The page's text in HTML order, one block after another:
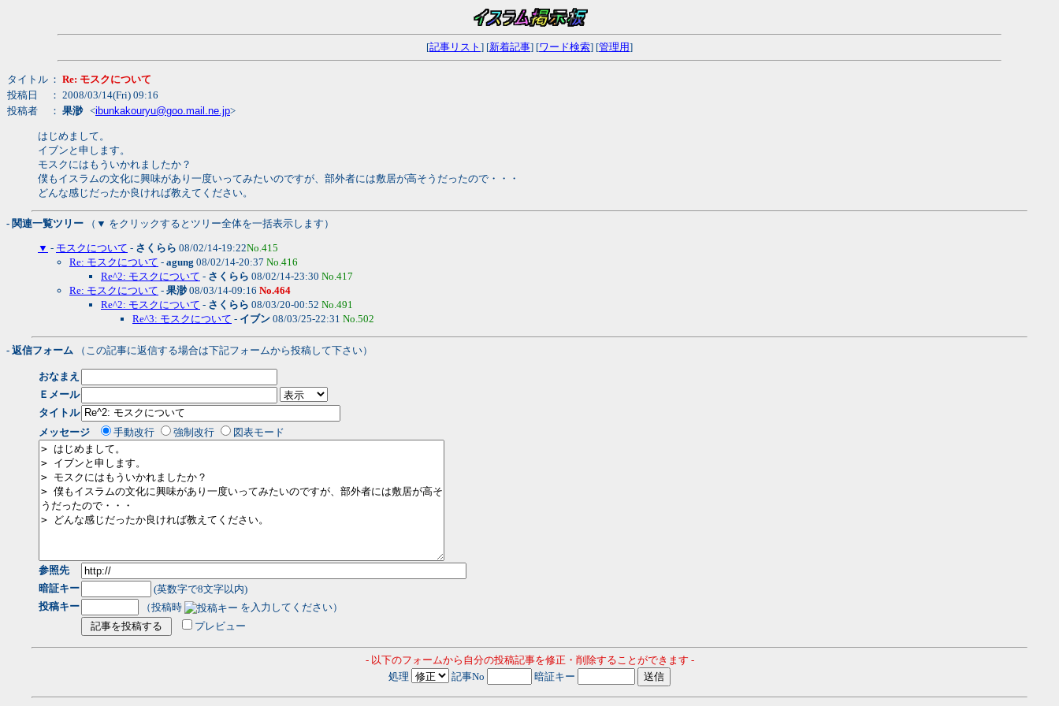
[記事リスト ] [新着記事] [ワード検索] [管理用]
タイトル ： Re: モスクについて
投稿日
： 2008/03/14(Fri) 09:16
投稿者
： 果渺<ibunkakouryu@goo.mail.ne.jp>
はじめまして。
イブンと申します。
モスクにはもういかれましたか？
僕もイスラムの文化に興味があり一度いってみたいのですが、部外者には敷居が高そうだったので・・・
どんな感じだったか良ければ教えてください。
- 関連一覧ツリー （▼ をクリックするとツリー全体を一括表示します）
▼ - モスクについて - さくらら 08/02/14-19:22No.415
Re: モスクについて - agung 08/02/14-20:37 No.416
Re^2: モスクについて - さくらら 08/02/14-23:30 No.417
Re: モスクについて - 果渺08/03/14-09:16 No.464
Re^2: モスクについて - さくらら 08/03/20-00:52 No.491
Re^3: モスクについて - イブン 08/03/25-22:31 No.502
- 返信フォーム （この記事に返信する場合は下記フォームから投稿して下さい）
おなまえ
Ｅメール
タイトル
メッセージ
手動改行 強制改行 図表モード
参照先
暗証キー
(英数字で8文字以内)
投稿キー
（投稿時
を入力してください）
プレビュー
- 以下のフォームから自分の投稿記事を修正・削除することができます -
処理
記事No 暗証キー